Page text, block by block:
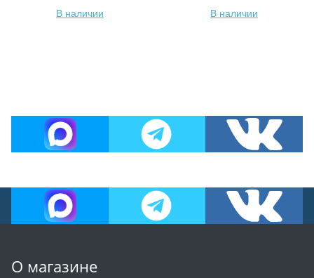
В наличии В наличии
О магазине